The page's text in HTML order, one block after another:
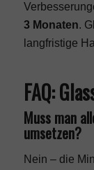
3 Monaten.
langfristige
FAQ:
Muss man
umsetzen?
Nein – die